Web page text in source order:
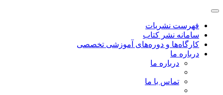
فهرست نشریات
سامانه نشر کتاب
کارگاه‌ها و دوره‌های آموزشی تخصصی
درباره ما
درباره ما
تماس با ما